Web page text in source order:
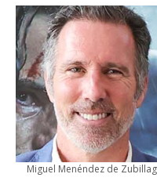
Miguel Menéndez de